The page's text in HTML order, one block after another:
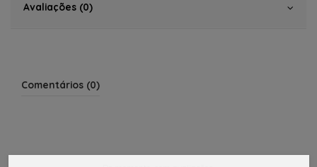
Avaliações (0)
Comentários (0)